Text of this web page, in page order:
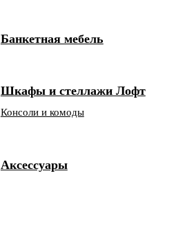
Банкетная мебель
Шкафы и стеллажи Лофт
Консоли и комоды
Аксессуары